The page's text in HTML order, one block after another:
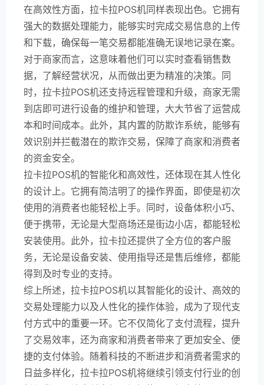
在高效性方面，拉卡拉POS机同样表现出色。它拥有
强大的数据处理能力，能够实时完成交易信息的上传
和下载，确保每一笔交易都能准确无误地记录在案。
对于商家而言，这意味着他们可以实时查看销售数
据，了解经营状况，从而做出更为精准的决策。同
时，拉卡拉POS机还支持远程管理和升级，商家无需
到店即可进行设备的维护和管理，大大节省了运营成
本和时间成本。此外，其内置的防欺诈系统，能够有
效识别并拦截潜在的欺诈交易，保障了商家和消费者
的资金安全。
拉卡拉POS机的智能化和高效性，还体现在其人性化
的设计上。它拥有简洁明了的操作界面，即使是初次
使用的消费者也能轻松上手。同时，设备体积小巧、
便于携带，无论是大型商场还是街边小店，都能轻松
安装使用。此外，拉卡拉还提供了全方位的客户服
务，无论是设备安装、使用指导还是售后维修，都能
得到及时专业的支持。
综上所述，拉卡拉POS机以其智能化的设计、高效的
交易处理能力以及人性化的操作体验，成为了现代支
付方式中的重要一环。它不仅简化了支付流程，提升
了交易效率，还为商家和消费者带来了更加安全、便
捷的支付体验。随着科技的不断进步和消费者需求的
日益多样化，拉卡拉POS机将继续引领支付行业的创